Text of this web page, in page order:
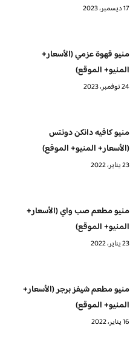
17 ديسمبر، 2023
منيو قهوة عزمي (الأسعار+
المنيو+ الموقع)
24 نوفمبر، 2023
منيو كافيه دانكن دونتس
(الأسعار+ المنيو+ الموقع)
23 يناير، 2022
منيو مطعم صب واي (الأسعار+
المنيو+ الموقع)
23 يناير، 2022
منيو مطعم شيفز برجر (الأسعار+
المنيو+ الموقع)
16 يناير، 2022